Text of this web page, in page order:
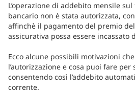
L’operazione di addebito mensile
bancario non è stata autorizzata,
affinchè il pagamento del premio
assicurativa possa essere incassato
Ecco alcune possibili motivazioni
l’autorizzazione e cosa puoi fare
consentendo così l’addebito
corrente.